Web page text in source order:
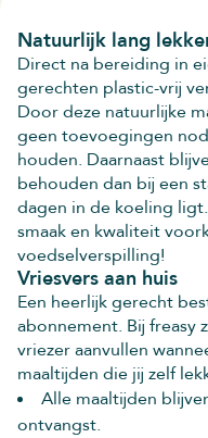
Natuurlijk lang
Direct na bereiding in
gerechten plastic-vrij
Door deze natuurlijke
geen toevoegingen
houden. Daarnaast
behouden dan bij een
dagen in de koeling
smaak en kwaliteit
voedselverspilling!
Vriesvers aan huis
Een heerlijk gerecht
abonnement. Bij freasy
vriezer aanvullen
maaltijden die jij zelf
Alle maaltijden
ontvangst.